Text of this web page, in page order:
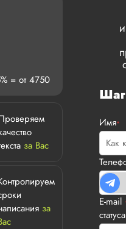
= от 4750
за Вас
за
Имя*
E-mail